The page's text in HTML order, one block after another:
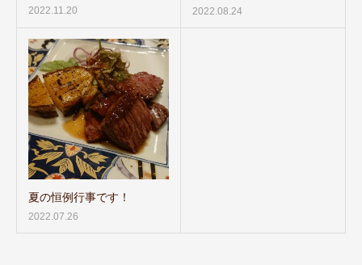
2022.11.20 2022.08.24
夏の恒例行事です！
2022.07.26